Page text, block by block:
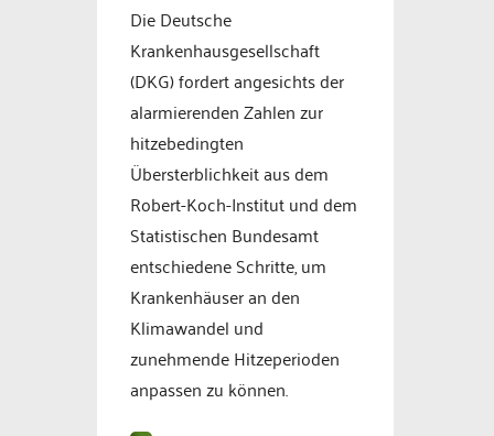
Die Deutsche
Krankenhausgesellschaft
(DKG) fordert angesichts der
alarmierenden Zahlen zur
hitzebedingten
Übersterblichkeit aus dem
Robert-Koch-Institut und dem
Statistischen Bundesamt
entschiedene Schritte, um
Krankenhäuser an den
Klimawandel und
zunehmende Hitzeperioden
anpassen zu können.